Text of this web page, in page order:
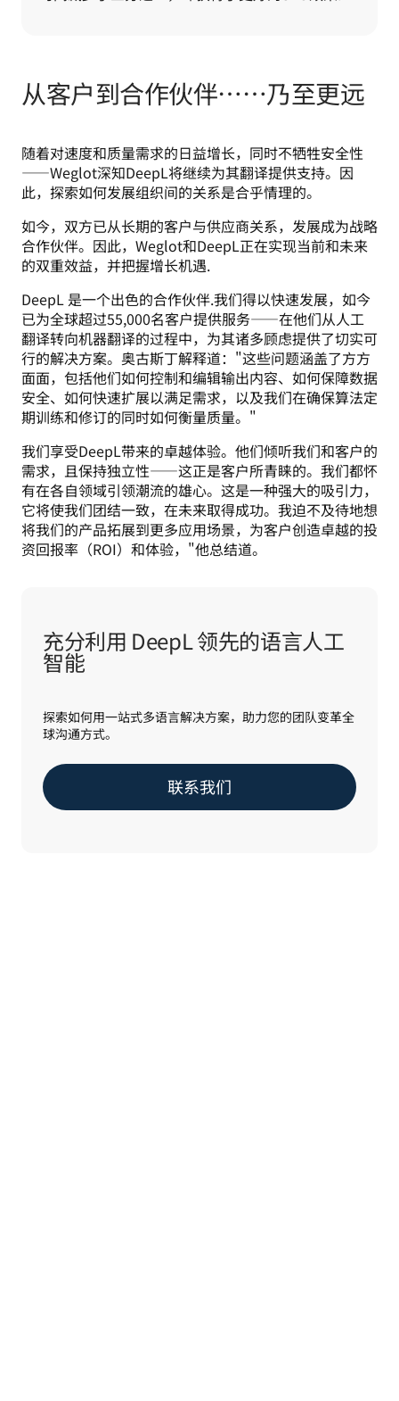
从客户到合作伙伴……乃至更远
随着对速度和质量需求的日益增长，同时不牺牲安全性
——Weglot深知DeepL将继续为其翻译提供支持。因
此，探索如何发展组织间的关系是合乎情理的。
如今，双方已从长期的客户与供应商关系，发展成为战略
合作伙伴。因此，Weglot和DeepL正在实现当前和未来
的双重效益，并把握增长机遇.
DeepL 是一个出色的合作伙伴.我们得以快速发展，如今
已为全球超过55,000名客户提供服务——在他们从人工
翻译转向机器翻译的过程中，为其诸多顾虑提供了切实可
行的解决方案。奥古斯丁解释道："这些问题涵盖了方方
面面，包括他们如何控制和编辑输出内容、如何保障数据
安全、如何快速扩展以满足需求，以及我们在确保算法定
期训练和修订的同时如何衡量质量。"
我们享受DeepL带来的卓越体验。他们倾听我们和客户的
需求，且保持独立性——这正是客户所青睐的。我们都怀
有在各自领域引领潮流的雄心。这是一种强大的吸引力，
它将使我们团结一致，在未来取得成功。我迫不及待地想
将我们的产品拓展到更多应用场景，为客户创造卓越的投
资回报率（ROI）和体验，"他总结道。
充分利用 DeepL 领先的语言人工
智能
探索如何用一站式多语言解决方案，助力您的团队变革全
球沟通方式。
联系我们